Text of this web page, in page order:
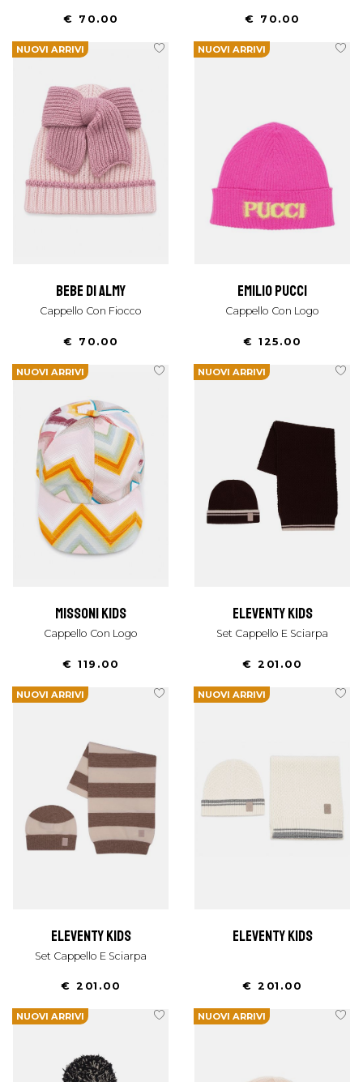
€ 70.00 € 70.00
NUOVI ARRIVI
bebe di almy
Cappello Con Fiocco
€ 70.00
NUOVI ARRIVI
emilio pucci
Cappello Con Logo
€ 125.00
NUOVI ARRIVI
missoni kids
Cappello Con Logo
€ 119.00
NUOVI ARRIVI
eleventy kids
Set Cappello E Sciarpa
€ 201.00
NUOVI ARRIVI
eleventy kids
Set Cappello E Sciarpa
€ 201.00
NUOVI ARRIVI
eleventy kids
€ 201.00
NUOVI ARRIVI NUOVI ARRIVI